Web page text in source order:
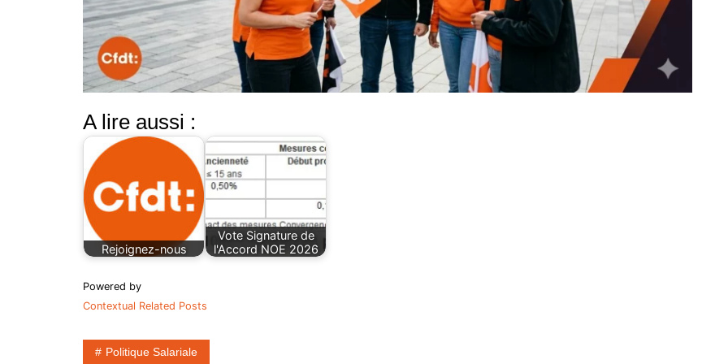
A lire aussi :
Rejoignez-nous
Vote Signature de
l'Accord NOE 2026
Powered by
Contextual Related Posts
Politique Salariale